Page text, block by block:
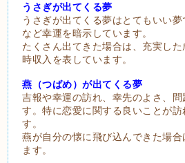
うさぎが出てくる夢
うさぎが出てくる夢はとてもいい
など幸運を暗示しています。
たくさん出てきた場合は、充実し
時収入を表しています。
燕（つばめ）が出てくる夢
吉報や幸運の訪れ、幸先のよさ、
す。特に恋愛に関する良いことが訪
す。
燕が自分の懐に飛び込んできた場
ます。